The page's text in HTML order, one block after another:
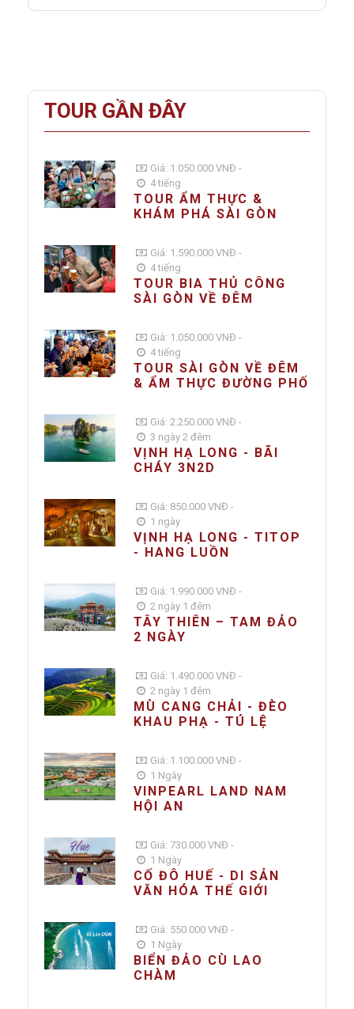
TOUR GẦN ĐÂY
Giá: 1.050.000 VNĐ -
4 tiếng
TOUR ẨM THỰC &
KHÁM PHÁ SÀI GÒN
Giá: 1.590.000 VNĐ -
4 tiếng
TOUR BIA THỦ CÔNG
SÀI GÒN VỀ ĐÊM
Giá: 1.050.000 VNĐ -
4 tiếng
TOUR SÀI GÒN VỀ ĐÊM
& ẨM THỰC ĐƯỜNG PHỐ
Giá: 2.250.000 VNĐ -
3 ngày 2 đêm
VỊNH HẠ LONG - BÃI
CHÁY 3N2D
Giá: 850.000 VNĐ -
1 ngày
VỊNH HẠ LONG - TITOP
- HANG LUỒN
Giá: 1.990.000 VNĐ -
2 ngày 1 đêm
TÂY THIÊN – TAM ĐẢO
2 NGÀY
Giá: 1.490.000 VNĐ -
2 ngày 1 đêm
MÙ CANG CHẢI - ĐÈO
KHAU PHẠ - TÚ LỆ
Giá: 1.100.000 VNĐ -
1 Ngày
VINPEARL LAND NAM
HỘI AN
Giá: 730.000 VNĐ -
1 Ngày
CỐ ĐÔ HUẾ - DI SẢN
VĂN HÓA THẾ GIỚI
Giá: 550.000 VNĐ -
1 Ngày
BIỂN ĐẢO CÙ LAO
CHÀM